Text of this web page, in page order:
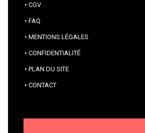
CGV
FAQ
MENTIONS LÉGALES
CONFIDENTIALITÉ
PLAN DU SITE
CONTACT